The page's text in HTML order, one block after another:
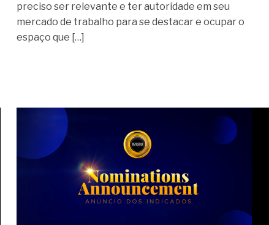
preciso ser relevante e ter autoridade em seu
mercado de trabalho para se destacar e ocupar o
espaço que […]